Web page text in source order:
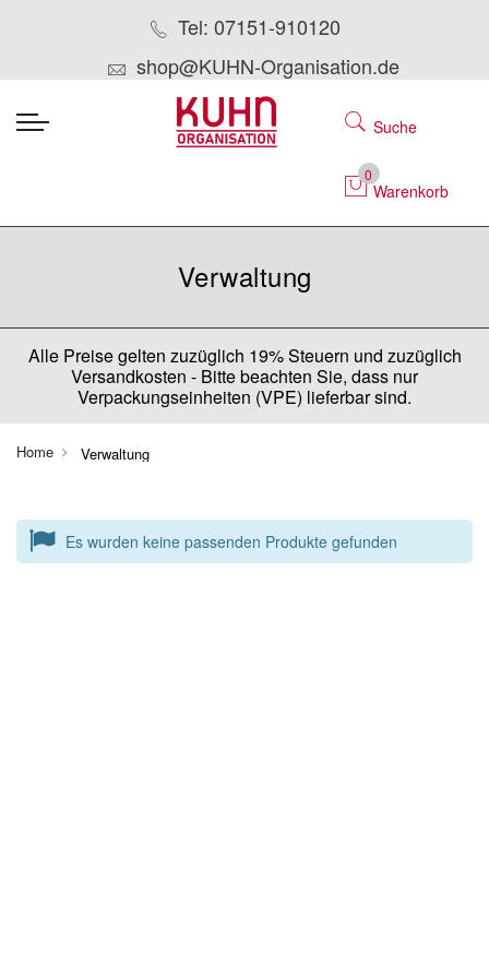
Tel: 07151-910120
shop@KUHN-Organisation.de
Suche
0
Warenkorb
Verwaltung
Alle Preise gelten zuzüglich 19% Steuern und zuzüglich
Versandkosten - Bitte beachten Sie, dass nur
Verpackungseinheiten (VPE) lieferbar sind.
Home Verwaltung
Es wurden keine passenden Produkte gefunden